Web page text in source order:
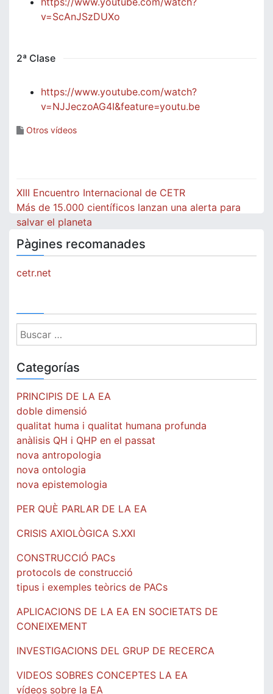
v=ScAnJSzDUXo
2ª Clase
https://www.youtube.com/watch?
v=NJJeczoAG4I&feature=youtu.be
Otros vídeos
Navegación
de
entradas
XIII Encuentro Internacional de CETR
Más de 15.000 científicos lanzan una alerta para
salvar el planeta
Pàgines recomanades
cetr.net
Buscar:
Categorías
PRINCIPIS DE LA EA
doble dimensió
qualitat huma i qualitat humana profunda
anàlisis QH i QHP en el passat
nova antropologia
nova ontologia
nova epistemologia
PER QUÈ PARLAR DE LA EA
CRISIS AXIOLÒGICA S.XXI
CONSTRUCCIÓ PACs
protocols de construcció
tipus i exemples teòrics de PACs
APLICACIONS DE LA EA EN SOCIETATS DE
CONEIXEMENT
INVESTIGACIONS DEL GRUP DE RECERCA
VIDEOS SOBRES CONCEPTES LA EA
vídeos sobre la EA